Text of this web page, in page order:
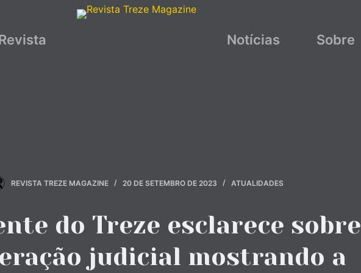
Notícias Sobre
REVISTA TREZE MAGAZINE 20 DE SETEMBRO DE 2023 ATUALIDADES
do Treze esclarece sobre
judicial mostrando a